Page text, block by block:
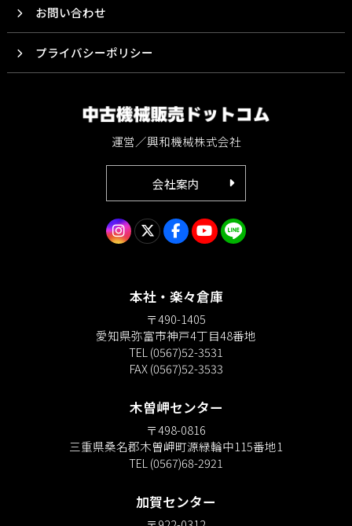
お問い合わせ
プライバシーポリシー
運営／興和機械株式会社
会社案内
本社・楽々倉庫
〒490-1405
愛知県弥富市神戸4丁目48番地
TEL (0567)52-3531
FAX (0567)52-3533
木曽岬センター
〒498-0816
三重県桑名郡木曽岬町源緑輪中115番地1
TEL (0567)68-2921
加賀センター